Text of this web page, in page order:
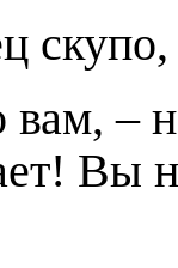
–
Вы